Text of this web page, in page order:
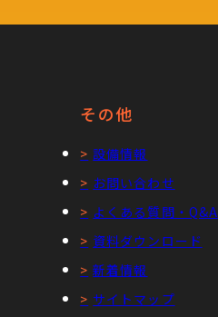
その他
設備情報
お問い合わせ
よくある質問・Q&A
資料ダウンロード
新着情報
サイトマップ